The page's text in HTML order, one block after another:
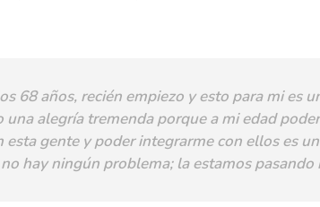
68 años, recién empiezo y esto para mi es
una alegría tremenda porque a mi edad
esta gente y poder integrarme con ellos es
hay ningún problema; la estamos pasando